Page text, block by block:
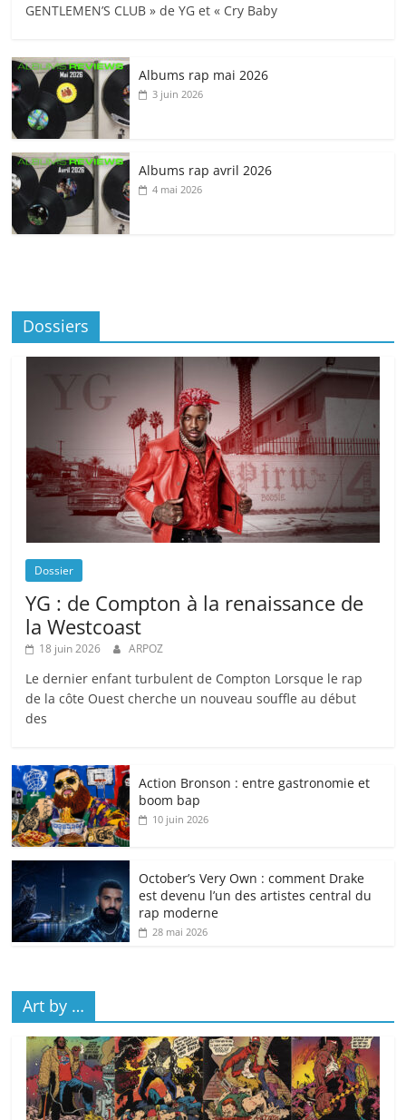
GENTLEMEN’S CLUB » de YG et « Cry Baby
Albums rap mai 2026
3 juin 2026
Albums rap avril 2026
4 mai 2026
Dossiers
Dossier
YG : de Compton à la renaissance de
la Westcoast
18 juin 2026 ARPOZ
Le dernier enfant turbulent de Compton Lorsque le rap
de la côte Ouest cherche un nouveau souffle au début
des
Action Bronson : entre gastronomie et
boom bap
10 juin 2026
October’s Very Own : comment Drake
est devenu l’un des artistes central du
rap moderne
28 mai 2026
Art by …